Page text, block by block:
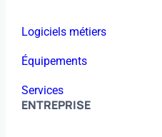
Logiciels métiers
Équipements
Services
ENTREPRISE